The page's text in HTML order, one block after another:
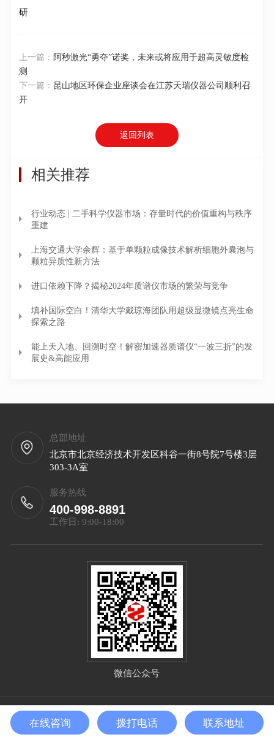
研
上一篇： 阿秒激光“勇夺”诺奖，未来或将应用于超高灵敏度检
测
下一篇： 昆山地区环保企业座谈会在江苏天瑞仪器公司顺利召
开
返回列表
相关推荐
行业动态 | 二手科学仪器市场：存量时代的价值重构与秩序
重建
上海交通大学余辉：基于单颗粒成像技术解析细胞外囊泡与
颗粒异质性新方法
进口依赖下降？揭秘2024年质谱仪市场的繁荣与竞争
填补国际空白！清华大学戴琼海团队用超级显微镜点亮生命
探索之路
能上天入地、回溯时空！解密加速器质谱仪“一波三折”的发
展史&高能应用
总部地址
北京市北京经济技术开发区科谷一街8号院7号楼3层
303-3A室
服务热线
400-998-8891
工作日: 9:00-18:00
微信公众号
Copyright©2025 北京泰智技术发展有限公司 All Right
Reserved
备案号： 京ICP备2025132656号-1 sitemap.xml
在线咨询 拨打电话 联系地址